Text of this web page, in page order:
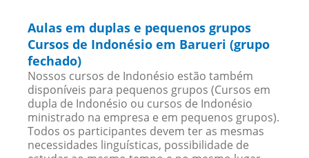
Aulas em duplas e pequenos grupos
Cursos de Indonésio em Barueri (grupo
fechado)
Nossos cursos de Indonésio estão também
disponíveis para pequenos grupos (Cursos em
dupla de Indonésio ou cursos de Indonésio
ministrado na empresa e em pequenos grupos).
Todos os participantes devem ter as mesmas
necessidades linguísticas, possibilidade de